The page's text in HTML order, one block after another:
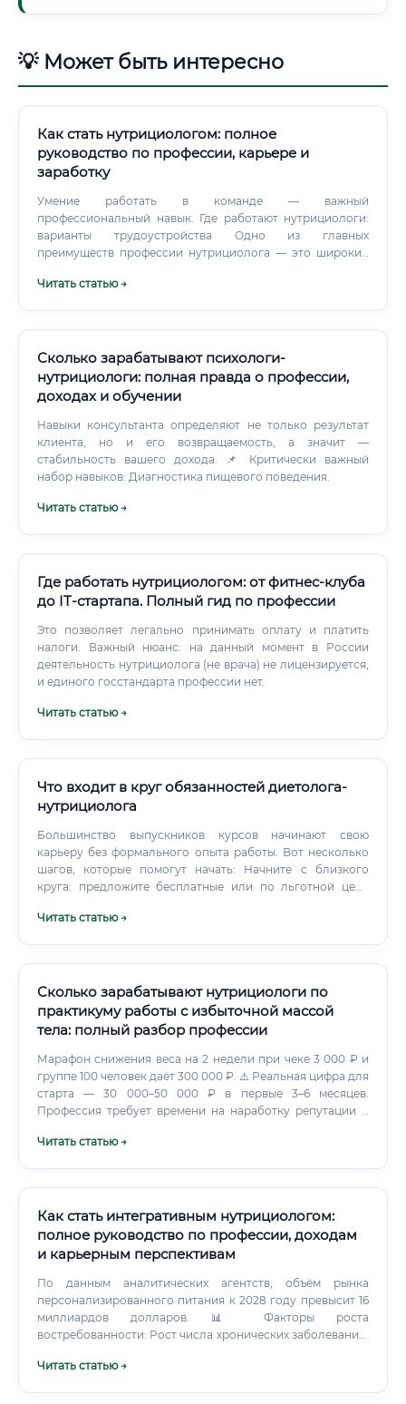
💡 Может быть интересно
Как стать нутрициологом: полное
руководство по профессии, карьере и
заработку
Умение работать в команде — важный
профессиональный навык. Где работают нутрициологи:
варианты трудоустройства Одно из главных
преимуществ профессии нутрициолога — это широкий
Читать статью →
Сколько зарабатывают психологи-
нутрициологи: полная правда о профессии,
доходах и обучении
Навыки консультанта определяют не только результат
клиента, но и его возвращаемость, а значит —
стабильность вашего дохода. 📌 Критически важный
набор навыков: Диагностика пищевого поведения.
Читать статью →
Где работать нутрициологом: от фитнес-клуба
до IT-стартапа. Полный гид по профессии
Это позволяет легально принимать оплату и платить
налоги. Важный нюанс: на данный момент в России
деятельность нутрициолога (не врача) не лицензируется,
и единого госстандарта профессии нет.
Читать статью →
Что входит в круг обязанностей диетолога-
нутрициолога
Большинство выпускников курсов начинают свою
карьеру без формального опыта работы. Вот несколько
шагов, которые помогут начать: Начните с близкого
круга: предложите бесплатные или по льготной цене
отработать навыки и собрать первые отзывы. Создайте
достигнутые результаты.
Читать статью →
Сколько зарабатывают нутрициологи по
практикуму работы с избыточной массой
тела: полный разбор профессии
Марафон снижения веса на 2 недели при чеке 3 000 ₽ и
группе 100 человек даёт 300 000 ₽. ⚠️ Реальная цифра для
старта — 30 000–50 000 ₽ в первые 3–6 месяцев.
Профессия требует времени на наработку репутации и
Читать статью →
Как стать интегративным нутрициологом:
полное руководство по профессии, доходам
и карьерным перспективам
По данным аналитических агентств, объём рынка
персонализированного питания к 2028 году превысит 16
миллиардов долларов. 📊 Факторы роста
востребованности: Рост числа хронических заболеваний,
вопросах здоровья Развитие превентивной медицины
Читать статью →